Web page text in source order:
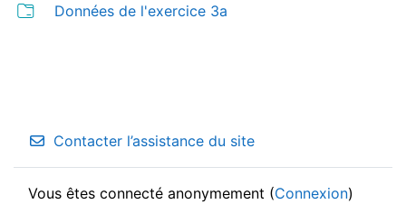
Données de l'exercice 3a
Contacter l’assistance du site
Vous êtes connecté anonymement (Connexion)